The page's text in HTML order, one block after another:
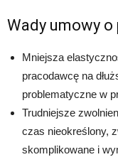
Wady umowy
Mniejsza
pracodawcę na
problematyczne w
Trudniejsze
czas nieokreślony,
skomplikowane i